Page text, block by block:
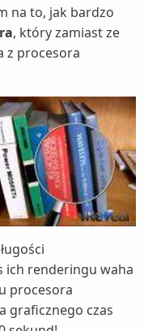
na to, jak bardzo
, który zamiast ze
z procesora
ich renderingu waha
procesora
graficznego czas